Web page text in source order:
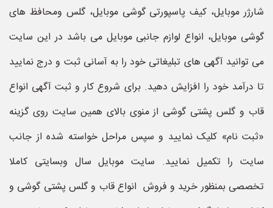
شارژر موبایل، کیف پاسپورتی گوشی موبایل، گلس ومحافظ های
گوشی موبایل، انواع لوازم جانبی موبایل می باشد در این سایت
می توانید آگهی های تبلیغاتی خود را به آسانی ثبت و درج نمایید
تا درآمد خود را افزایش دهید. برای شروع کار و ثبت آگهی انواع
قاب و گلس پشتی گوشی از منوی بالای همین سایت روی گزینه
«ثبت نام» کلیک نمایید و سپس مراحل خواسته شده از جانب
سایت را تکمیل نمایید. سایت موبایل سال وبسایتی کاملا
تخصصی بمنظور خرید و فروش انواع قاب و گلس پشتی گوشی و